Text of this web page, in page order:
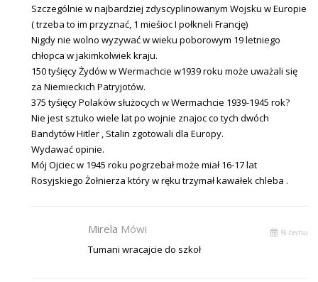
Szczególnie w najbardziej zdyscyplinowanym Wojsku w Europie
( trzeba to im przyznać, 1 mieśioc I połkneli Francję)
Nigdy nie wolno wyzywać w wieku poborowym 19 letniego
chłopca w jakimkolwiek kraju.
150 tyśięcy Żydów w Wermachcie w1939 roku może uważali się
za Niemieckich Patryjotów.
375 tyśięcy Polaków służocych w Wermachcie 1939-1945 rok?
Nie jest sztuko wiele lat po wojnie znajoc co tych dwóch
Bandytów Hitler , Stalin zgotowali dla Europy.
Wydawać opinie.
Mój Ojciec w 1945 roku pogrzebał może miał 16-17 lat
Rosyjskiego Żołnierza który w ręku trzymał kawałek chleba .
Mirela Mówi % temu
Tumani wracajcie do szkoł